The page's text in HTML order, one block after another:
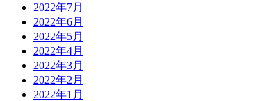
2022年7月
2022年6月
2022年5月
2022年4月
2022年3月
2022年2月
2022年1月